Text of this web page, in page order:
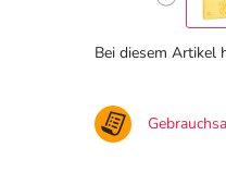
Bei diesem Artikel